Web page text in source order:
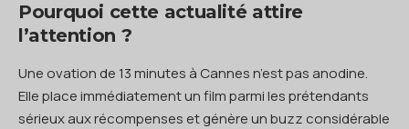
Pourquoi cette actualité attire
l’attention ?
Une ovation de 13 minutes à Cannes n’est pas anodine.
Elle place immédiatement un film parmi les prétendants
sérieux aux récompenses et génère un buzz considérable